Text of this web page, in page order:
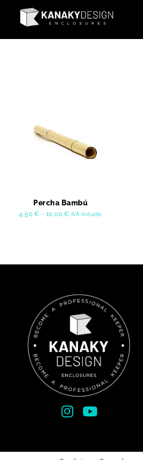
Percha Bambú
4,50 € - 10,00 € IVA incluido